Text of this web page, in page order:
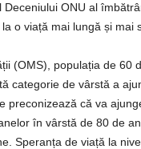
ONU al
o viață mai lungă și mai
(OMS), populația de 60
categorie de vârstă a
preconizează că va
în vârstă de 80 de
Speranța de viață la